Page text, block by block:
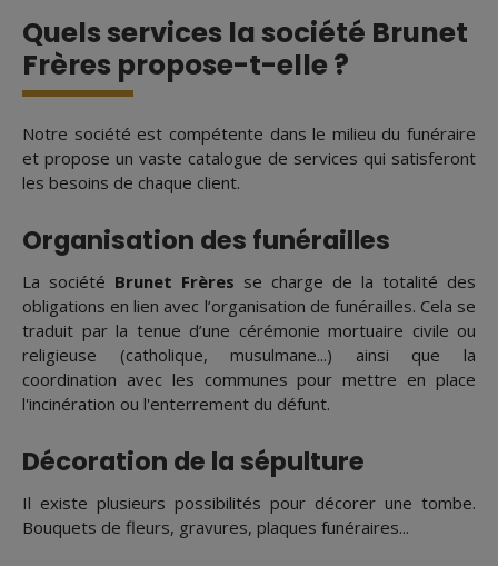
Quels services la société Brunet
Frères propose-t-elle ?
Notre société est compétente dans le milieu du funéraire
et propose un vaste catalogue de services qui satisferont
les besoins de chaque client.
Organisation des funérailles
La société Brunet Frères se charge de la totalité des
obligations en lien avec l’organisation de funérailles. Cela se
traduit par la tenue d’une cérémonie mortuaire civile ou
religieuse (catholique, musulmane...) ainsi que la
coordination avec les communes pour mettre en place
l'incinération ou l'enterrement du défunt.
Décoration de la sépulture
Il existe plusieurs possibilités pour décorer une tombe.
Bouquets de fleurs, gravures, plaques funéraires...